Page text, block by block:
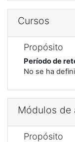
Cursos
Propósito
Período de
No se ha
Módulos de
Propósito